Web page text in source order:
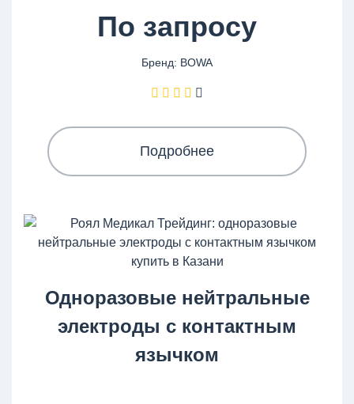
По запросу
Бренд: BOWA
Подробнее
Одноразовые нейтральные
электроды с контактным
язычком